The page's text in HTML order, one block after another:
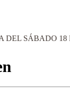
SÁBADO 18